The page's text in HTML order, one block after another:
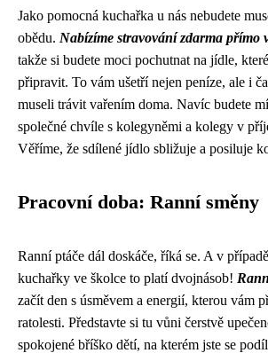
Jako pomocná kuchařka u nás nebudete
obědu. Nabízíme stravování zdarma přímo
takže si budete moci pochutnat na jídle,
připravit. To vám ušetří nejen peníze, ale i
museli trávit vařením doma. Navíc budete
společné chvíle s kolegyněmi a kolegy v
Věříme, že sdílené jídlo sbližuje a posiluje
Pracovní doba: Ranní směny
Ranní ptáče dál doskáče, říká se. A v
kuchařky ve školce to platí dvojnásob!
začít den s úsměvem a energií, kterou vám
ratolesti. Představte si tu vůni čerstvě
spokojené bříško dětí, na kterém jste se